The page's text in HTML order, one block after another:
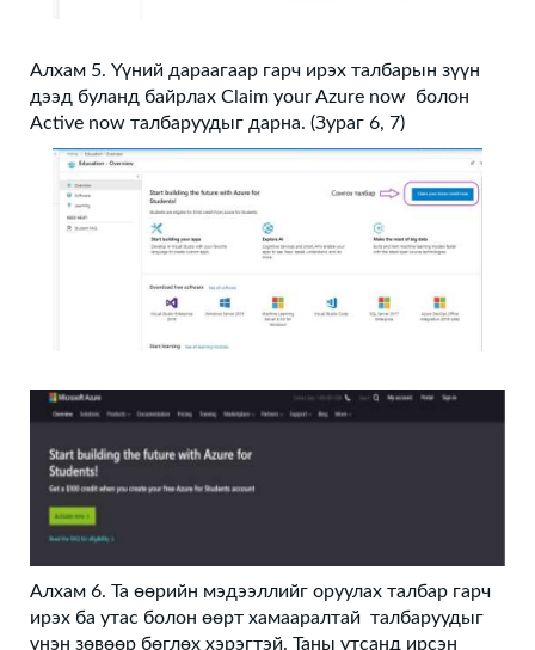
Алхам 5. Үүний дараагаар гарч ирэх талбарын зүүн
дээд буланд байрлах Claim your Azure now болон
Active now талбаруудыг дарна. (Зураг 6, 7)
Алхам 6. Та өөрийн мэдээллийг оруулах талбар гарч
ирэх ба утас болон өөрт хамааралтай талбаруудыг
үнэн зөвөөр бөглөх хэрэгтэй. Таны утсанд ирсэн